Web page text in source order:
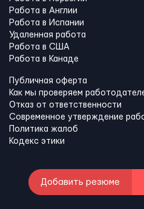
Работа в Англии
Работа в Испании
Удаленная работа
Работа в США
Работа в Канадe
Публичная оферта
Как мы проверяем
Отказ от ответственности
Современное утверждение
Политика жалоб
Кодекс этики
Добавить резюме